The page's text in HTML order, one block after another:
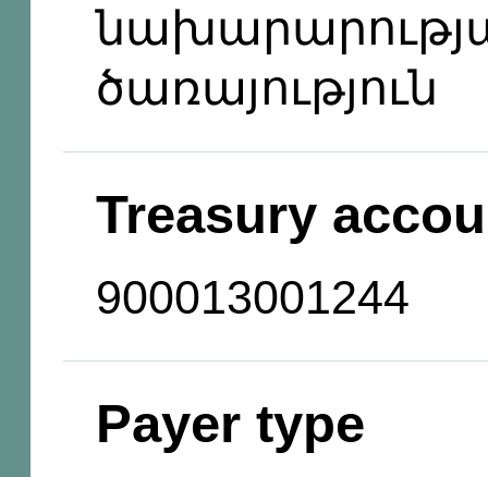
ծառայություն
Treasury
900013001244
Payer type